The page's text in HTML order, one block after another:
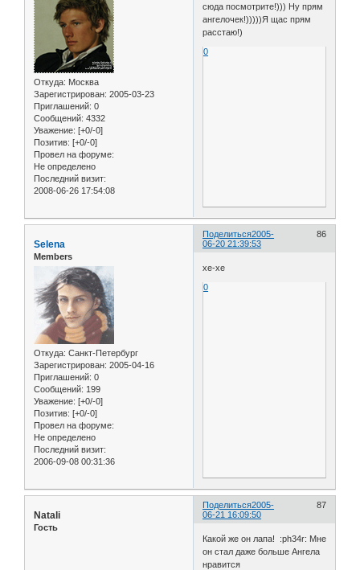
Откуда: Москва
Зарегистрирован: 2005-03-23
Приглашений: 0
Сообщений: 4332
Уважение: [+0/-0]
Позитив: [+0/-0]
Провел на форуме:
Не определено
Последний визит:
2008-06-26 17:54:08
сюда посмотрите!))) Ну прям
ангелочек!)))))Я щас прям
расстаю!)
0
Поделиться 86
2005-
06-20 21:39:53
Selena
Members
Откуда: Санкт-Петербург
Зарегистрирован: 2005-04-16
Приглашений: 0
Сообщений: 199
Уважение: [+0/-0]
Позитив: [+0/-0]
Провел на форуме:
Не определено
Последний визит:
2006-09-08 00:31:36
хе-хе
0
Поделиться 87
2005-
06-21 16:09:50
Natali
Гость
Какой же он лапа! :ph34r: Мне
он стал даже больше Ангела
нравится